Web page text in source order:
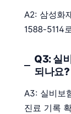
A2: 삼성화
1588-5114
Q3: 실
되나요?
A3: 실비보
진료 기록